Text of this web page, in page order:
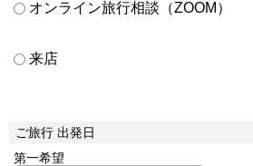
オンライン旅行相談（ZOOM）
来店
ご旅行 出発日
第一希望